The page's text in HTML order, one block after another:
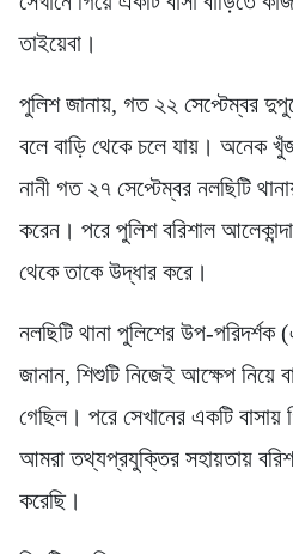
তাইয়েবা।
পুলিশ জানায়, গত ২২ সেপ্টেম্বর
বলে বাড়ি থেকে চলে যায়। অনেক
নানী গত ২৭ সেপ্টেম্বর নলছিটি
করেন। পরে পুলিশ বরিশাল
থেকে তাকে উদ্ধার করে।
নলছিটি থানা পুলিশের উপ-
জানান, শিশুটি নিজেই আক্ষেপ নিয়ে
গেছিল। পরে সেখানের একটি
আমরা তথ্যপ্রযুক্তির সহায়তায়
করেছি।